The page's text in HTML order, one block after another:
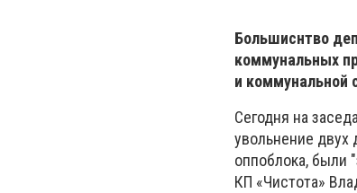
Большиснтво
коммунальных
и коммунальной
Сегодня на
увольнение двух
оппоблока, были
КП «Чистота»